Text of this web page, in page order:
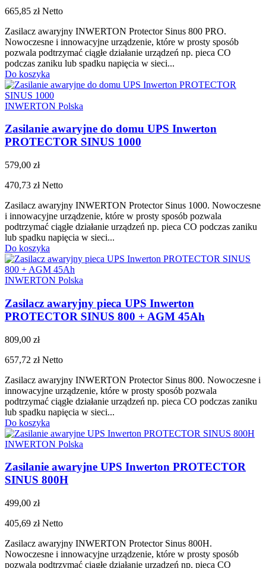
665,85 złNetto
Zasilacz awaryjny INWERTON Protector Sinus 800 PRO.
Nowoczesne i innowacyjne urządzenie, które w prosty sposób
pozwala podtrzymać ciągłe działanie urządzeń np. pieca CO
podczas zaniku lub spadku napięcia w sieci...
Do koszyka
INWERTON Polska
Zasilanie awaryjne do domu UPS Inwerton
PROTECTOR SINUS 1000
579,00 zł
470,73 złNetto
Zasilacz awaryjny INWERTON Protector Sinus 1000. Nowoczesne
i innowacyjne urządzenie, które w prosty sposób pozwala
podtrzymać ciągłe działanie urządzeń np. pieca CO podczas zaniku
lub spadku napięcia w sieci...
Do koszyka
INWERTON Polska
Zasilacz awaryjny pieca UPS Inwerton
PROTECTOR SINUS 800 + AGM 45Ah
809,00 zł
657,72 złNetto
Zasilacz awaryjny INWERTON Protector Sinus 800. Nowoczesne i
innowacyjne urządzenie, które w prosty sposób pozwala
podtrzymać ciągłe działanie urządzeń np. pieca CO podczas zaniku
lub spadku napięcia w sieci...
Do koszyka
INWERTON Polska
Zasilanie awaryjne UPS Inwerton PROTECTOR
SINUS 800H
499,00 zł
405,69 złNetto
Zasilacz awaryjny INWERTON Protector Sinus 800H.
Nowoczesne i innowacyjne urządzenie, które w prosty sposób
pozwala podtrzymać ciągłe działanie urządzeń np. pieca CO